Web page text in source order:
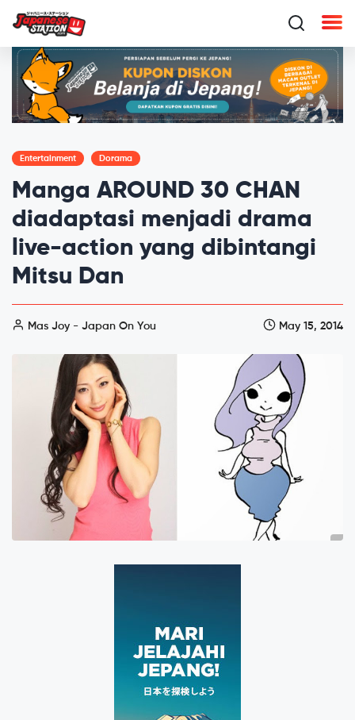
Entertainment Dorama
Manga AROUND 30 CHAN
diadaptasi menjadi drama
live-action yang dibintangi
Mitsu Dan
Mas Joy - Japan On You May 15, 2014